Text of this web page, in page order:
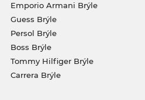
Emporio Armani Brýle
Guess Brýle
Persol Brýle
Boss Brýle
Tommy Hilfiger Brýle
Carrera Brýle